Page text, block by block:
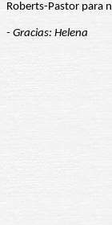
Roberts-Pastor para
- Gracias: Helena